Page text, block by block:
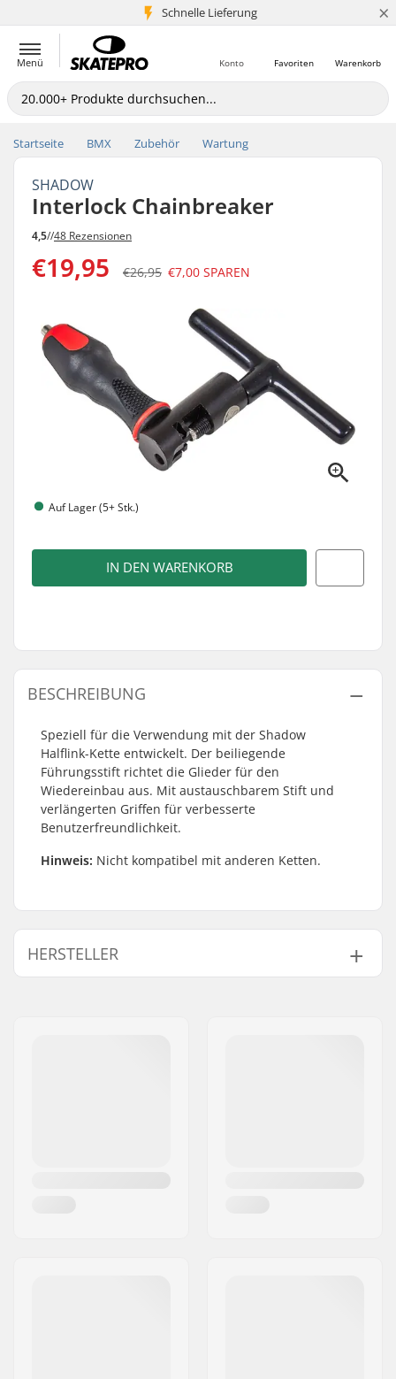
Schnelle Lieferung
5+ Mio. Kunden ×
Menü Warenkorb
Favoriten
Konto
Startseite BMX Zubehör Wartung
SHADOW
Interlock Chainbreaker
4,5//48 Rezensionen
€19,95 €26,95 €7,00 SPAREN
Auf Lager (5+ Stk.)
IN DEN WARENKORB
BESCHREIBUNG
Speziell für die Verwendung mit der Shadow
Halflink-Kette entwickelt. Der beiliegende
Führungsstift richtet die Glieder für den
Wiedereinbau aus. Mit austauschbarem Stift und
verlängerten Griffen für verbesserte
Benutzerfreundlichkeit.
Hinweis: Nicht kompatibel mit anderen Ketten.
HERSTELLER